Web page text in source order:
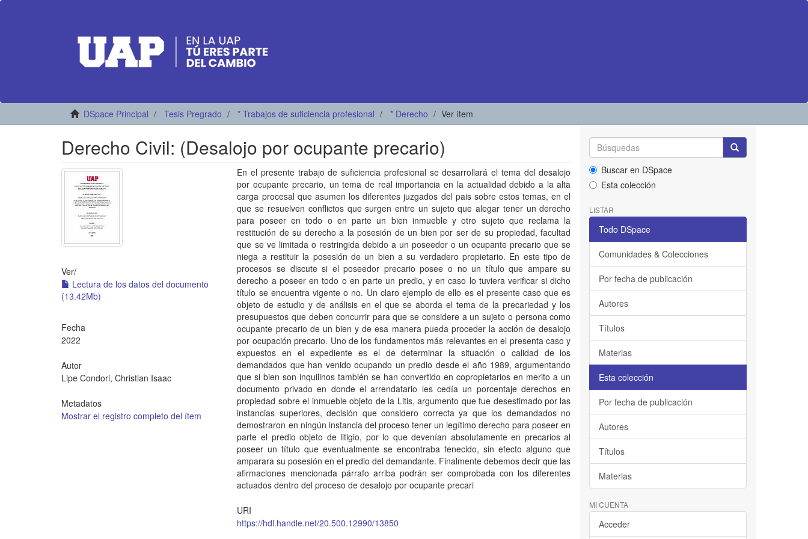
DSpace Principal Tesis Pregrado * Trabajos de suficiencia profesional * Derecho Ver ítem
Derecho Civil: (Desalojo por ocupante precario)
Ver/
Lectura de los datos del documento
(13.42Mb)
Fecha
2022
Autor
Lipe Condori, Christian Isaac
Metadatos
Mostrar el registro completo del ítem
En el presente trabajo de suficiencia profesional se desarrollará el tema del desalojo
por ocupante precario, un tema de real importancia en la actualidad debido a la alta
carga procesal que asumen los diferentes juzgados del pais sobre estos temas, en el
que se resuelven conflictos que surgen entre un sujeto que alegar tener un derecho
para poseer en todo o en parte un bien inmueble y otro sujeto que reclama la
restitución de su derecho a la posesión de un bien por ser de su propiedad, facultad
que se ve limitada o restringida debido a un poseedor o un ocupante precario que se
niega a restituir la posesión de un bien a su verdadero propietario. En este tipo de
procesos se discute si el poseedor precario posee o no un título que ampare su
derecho a poseer en todo o en parte un predio, y en caso lo tuviera verificar si dicho
título se encuentra vigente o no. Un claro ejemplo de ello es el presente caso que es
objeto de estudio y de análisis en el que se aborda el tema de la precariedad y los
presupuestos que deben concurrir para que se considere a un sujeto o persona como
ocupante precario de un bien y de esa manera pueda proceder la acción de desalojo
por ocupación precario. Uno de los fundamentos más relevantes en el presenta caso y
expuestos en el expediente es el de determinar la situación o calidad de los
demandados que han venido ocupando un predio desde el año 1989, argumentando
que si bien son inquilinos también se han convertido en copropietarios en merito a un
documento privado en donde el arrendatario les cedía un porcentaje derechos en
propiedad sobre el inmueble objeto de la Litis, argumento que fue desestimado por las
instancias superiores, decisión que considero correcta ya que los demandados no
demostraron en ningún instancia del proceso tener un legítimo derecho para poseer en
parte el predio objeto de litigio, por lo que devenían absolutamente en precarios al
poseer un título que eventualmente se encontraba fenecido, sin efecto alguno que
amparara su posesión en el predio del demandante. Finalmente debemos decir que las
afirmaciones mencionada párrafo arriba podrán ser comprobada con los diferentes
actuados dentro del proceso de desalojo por ocupante precari
URI
https://hdl.handle.net/20.500.12990/13850
Buscar en DSpace
Esta colección
LISTAR
Todo DSpace
Comunidades & Colecciones
Por fecha de publicación
Autores
Títulos
Materias
Esta colección
Por fecha de publicación
Autores
Títulos
Materias
MI CUENTA
Acceder